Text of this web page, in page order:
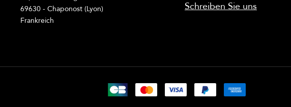
69630 - Chaponost (Lyon)
Frankreich
Schreiben Sie uns